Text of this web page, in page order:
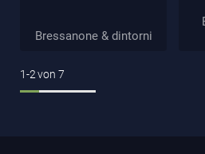
Bressanone & dintorni
1-2von 7